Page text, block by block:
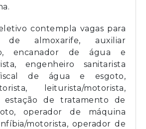
contempla vagas para
almoxarife, auxiliar
encanador de água e
engenheiro sanitarista
de água e esgoto,
leiturista/motorista,
estação de tratamento de
operador de máquina
motorista, operador de